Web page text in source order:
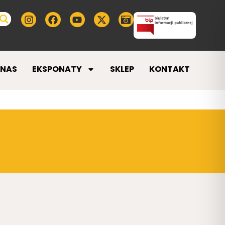
EKSPONATY SKLEP KONTAKT